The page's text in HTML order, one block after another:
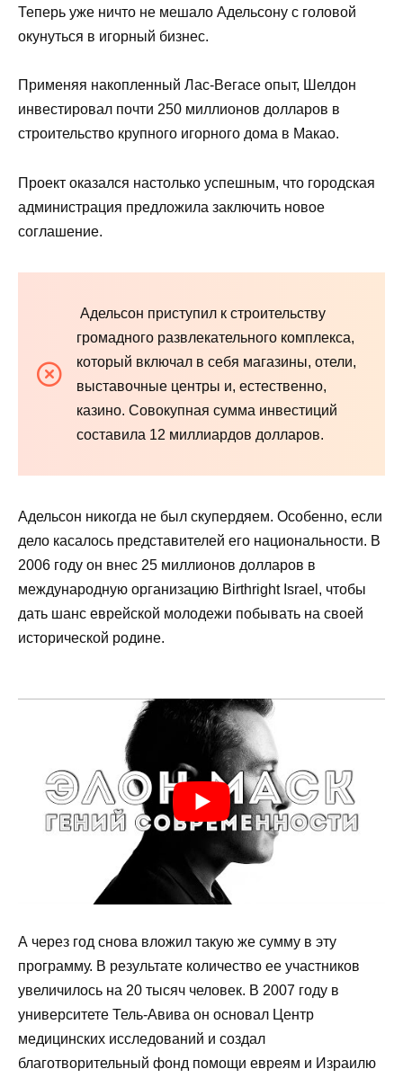
Теперь уже ничто не мешало Адельсону с головой
окунуться в игорный бизнес.
Применяя накопленный Лас-Вегасе опыт, Шелдон
инвестировал почти 250 миллионов долларов в
строительство крупного игорного дома в Макао.
Проект оказался настолько успешным, что городская
администрация предложила заключить новое
соглашение.
Адельсон приступил к строительству
громадного развлекательного комплекса,
который включал в себя магазины, отели,
выставочные центры и, естественно,
казино. Совокупная сумма инвестиций
составила 12 миллиардов долларов.
Адельсон никогда не был скупердяем. Особенно, если
дело касалось представителей его национальности. В
2006 году он внес 25 миллионов долларов в
международную организацию Birthright Israel, чтобы
дать шанс еврейской молодежи побывать на своей
исторической родине.
А через год снова вложил такую же сумму в эту
программу. В результате количество ее участников
увеличилось на 20 тысяч человек. В 2007 году в
университете Тель-Авива он основал Центр
медицинских исследований и создал
благотворительный фонд помощи евреям и Израилю